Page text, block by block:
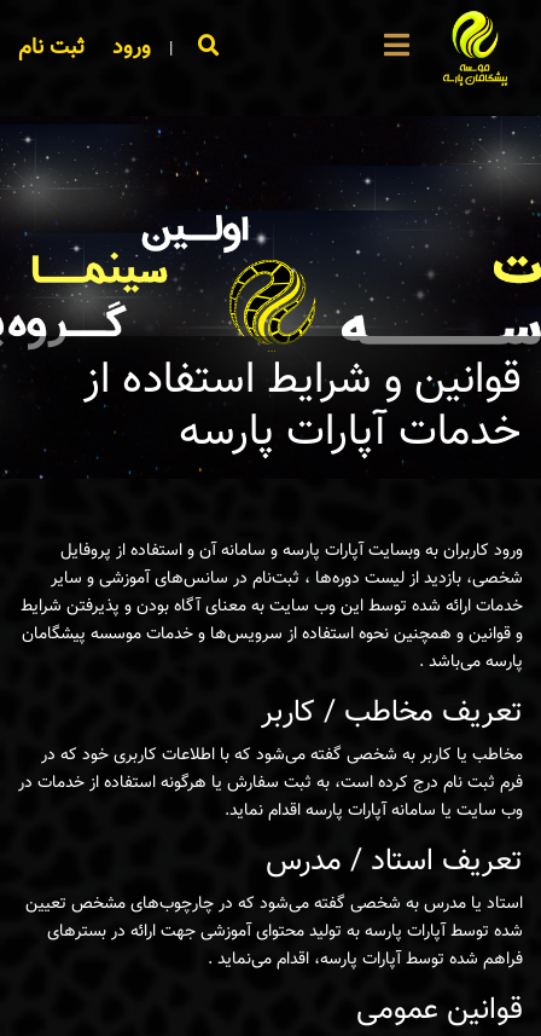
| ورود ثبت نام
قوانین و شرایط استفاده از
خدمات آپارات پارسه
ورود کاربران به وبسایت آپارات پارسه و سامانه آن و استفاده از پروفایل
شخصی، بازدید از لیست دوره‌ها ، ثبت‌نام در سانس‌های آموزشی و سایر
خدمات ارائه شده توسط این وب سایت به معنای آگاه بودن و پذیرفتن شرایط
و قوانین و همچنین نحوه استفاده از سرویس‌ها و خدمات موسسه پیشگامان
پارسه می‌باشد .
تعریف مخاطب / کاربر
مخاطب یا کاربر به شخصی گفته می‌شود که با اطلاعات کاربری خود که در
فرم ثبت نام درج کرده است، به ثبت سفارش یا هرگونه استفاده از خدمات در
وب سایت یا سامانه آپارات پارسه اقدام نماید.
تعریف استاد / مدرس
استاد یا مدرس به شخصی گفته می‌شود که در چارچوب‌های مشخص تعیین
شده توسط آپارات پارسه به تولید محتوای آموزشی جهت ارائه در بسترهای
فراهم شده توسط آپارات پارسه، اقدام می‌نماید .
قوانین عمومی